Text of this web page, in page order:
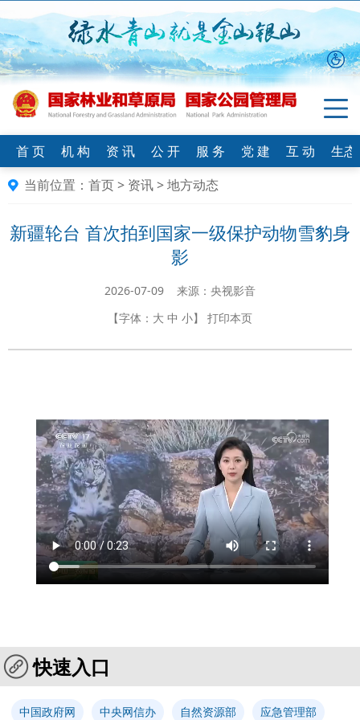
首 页 机 构 资 讯 公 开 服 务 党 建 互 动
生
当前位置： 首页> 资讯>地方动态
新疆轮台 首次拍到国家一级保护动物雪豹身
影
2026-07-09 来源：央视影音
【字体： 大 中 小】 打印本页
快速入口
中国政府网 中央网信办 自然资源部 应急管理部